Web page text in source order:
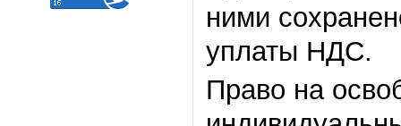
ними
уплаты НДС.
Право на